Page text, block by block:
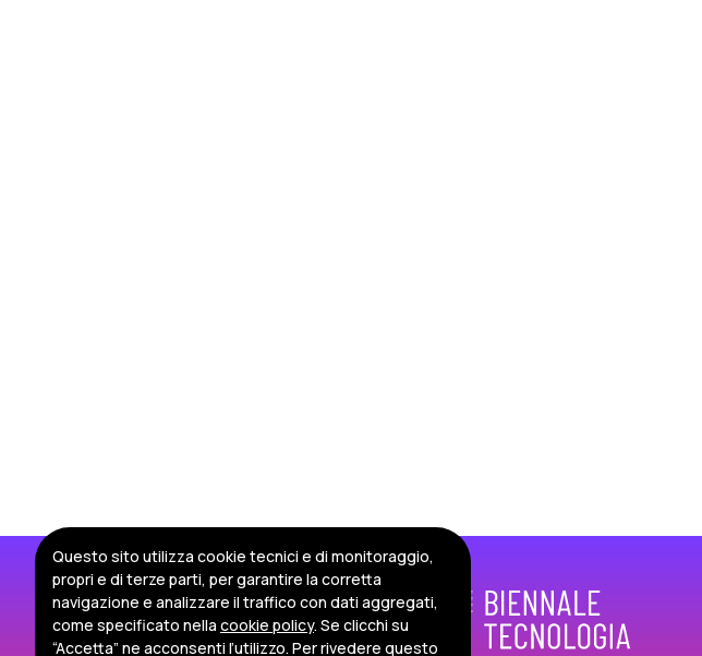
Questo sito utilizza cookie tecnici e di monitoraggio,
propri e di terze parti, per garantire la corretta
navigazione e analizzare il traffico con dati aggregati,
come specificato nella cookie policy. Se clicchi su
“Accetta” ne acconsenti l’utilizzo. Per rivedere questo